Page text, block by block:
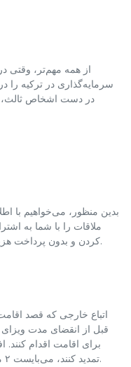
از همه مهم‌تر، وقتی
سرمایه‌گذاری در ترکیه
در دست اشخاص ثالث،
ملاقات را با شما به
کردن و بدون پرداخت هزینه، درخواست قرار ملاقات خود را تهیه کنید.
اتباع خارجی که قصد
برای اقامت اقدام
تمدید کنند، می‌بایست ۲ ماه قبل از پایان اقامت خود، درخواست دهند.